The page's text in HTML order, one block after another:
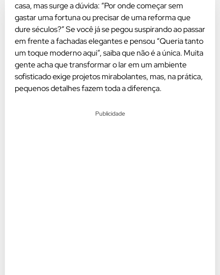
casa, mas surge a dúvida: “Por onde começar sem
gastar uma fortuna ou precisar de uma reforma que
dure séculos?” Se você já se pegou suspirando ao passar
em frente a fachadas elegantes e pensou “Queria tanto
um toque moderno aqui”, saiba que não é a única. Muita
gente acha que transformar o lar em um ambiente
sofisticado exige projetos mirabolantes, mas, na prática,
pequenos detalhes fazem toda a diferença.
Publicidade